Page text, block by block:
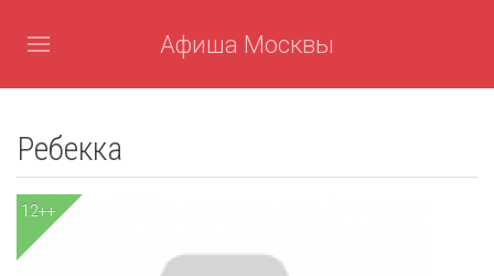
Афиша Москвы
Ребекка
12++